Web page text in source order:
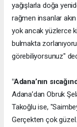
yağışlarla doğa
rağmen insanlar
yok ancak yüzlerce
bulmakta
görebiliyorsunuz"
"Adana’nın
Adana’dan Obruk
Takoğlu ise,
Gerçekten çok güzel.